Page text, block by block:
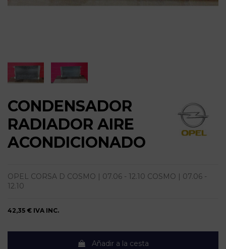
CONDENSADOR
RADIADOR AIRE
ACONDICIONADO
OPEL CORSA D COSMO | 07.06 - 12.10 COSMO | 07.06 -
12.10
42,35 € IVA INC.
Añadir a la cesta